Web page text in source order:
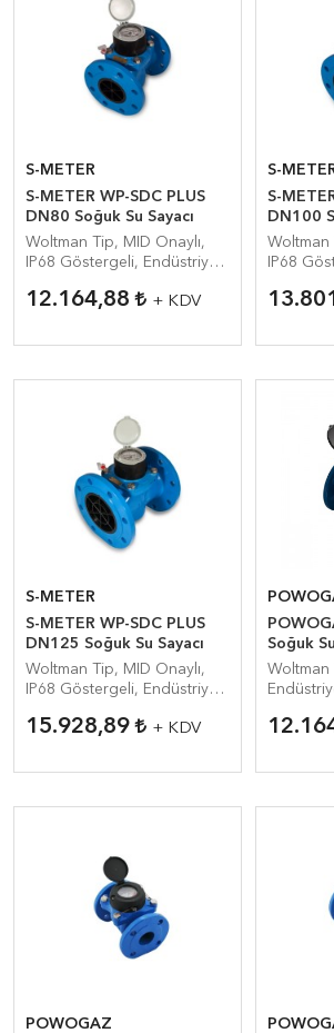
S-METER
S-METER WP-SDC PLUS
DN80 Soğuk Su Sayacı
Woltman Tip, MID Onaylı,
IP68 Göstergeli, Endüstriyel
12.164,88 + KDV
S-
S-
DN100
Woltman
IP68
S-METER
S-METER WP-SDC PLUS
DN125 Soğuk Su Sayacı
Woltman Tip, MID Onaylı,
IP68 Göstergeli, Endüstriyel
15.928,89 + KDV
Soğuk
Woltman
POWOGAZ